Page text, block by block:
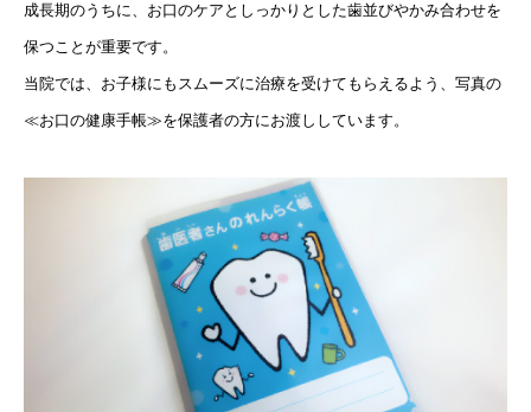
成長期のうちに、お口のケアとしっかりとした歯並びやかみ合わせを
保つことが重要です。
当院では、お子様にもスムーズに治療を受けてもらえるよう、写真の
≪お口の健康手帳≫を保護者の方にお渡ししています。